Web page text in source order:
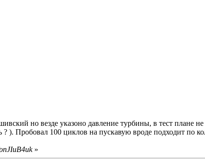
но везде указоно давление турбины, в тест плане
). Пробовал 100 циклов на пускавую вроде подходит по
»